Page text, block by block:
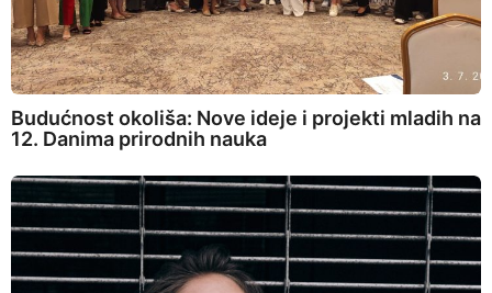
Budućnost okoliša: Nove ideje i projekti mladih na
12. Danima prirodnih nauka